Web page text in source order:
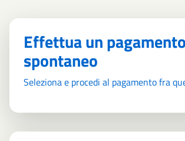
Effettua un pagamento
spontaneo
Seleziona e procedi al pagamento fra